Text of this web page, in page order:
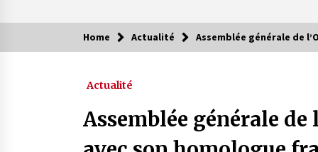
Contes de chez nous
4 ans ago
Home Actualité Assemblée générale de
Actualité
Assemblée générale de